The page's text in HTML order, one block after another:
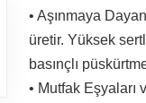
• Aşınmaya
üretir. Yüksek
basınçlı
• Mutfak